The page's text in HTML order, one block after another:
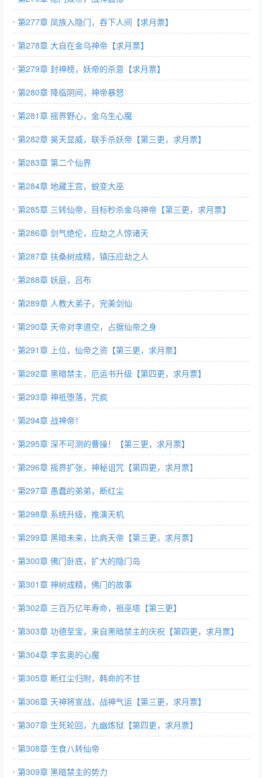
第277章 凤族入隐门，吞下人间【求月票】
第278章 大自在金乌神帝【求月票】
第279章 封神榜，妖帝的杀意【求月票】
第280章 降临阴间，神帝暴怒
第281章 摇界野心，金乌生心魔
第282章 昊天显威，联手杀妖帝【第三更，求月票】
第283章 第二个仙界
第284章 地藏王宫，蜕变大巫
第285章 三转仙帝，目标秒杀金乌神帝【第三更，求月票】
第286章 剑气绝伦，应劫之人惊诸天
第287章 扶桑树成精，镇压应劫之人
第288章 妖庭，吕布
第289章 人教大弟子，完美剑仙
第290章 天帝对李道空，占据仙帝之身
第291章 上位，仙帝之资【第三更，求月票】
第292章 黑暗禁主，厄运书升级【第四更，求月票】
第293章 神祗堕落，咒疯
第294章 战神帝！
第295章 深不可测的曹操！【第三更，求月票】
第296章 摇界扩张，神秘诅咒【第四更，求月票】
第297章 愚蠢的弟弟，断红尘
第298章 系统升级，推演天机
第299章 黑暗未来，比肩天帝【第三更，求月票】
第300章 佛门卧底，扩大的隐门岛
第301章 神树成精，佛门的故事
第302章 三百万亿年寿命，祖巫塔【第三更】
第303章 功德至宝，来自黑暗禁主的庆祝【第四更，求月票】
第304章 李玄奥的心魔
第305章 断红尘归附，韩命的不甘
第306章 天神将宣战，战神气运【第三更，求月票】
第307章 生死轮回，九幽炼狱【第四更，求月票】
第308章 生食八转仙帝
第309章 黑暗禁主的势力